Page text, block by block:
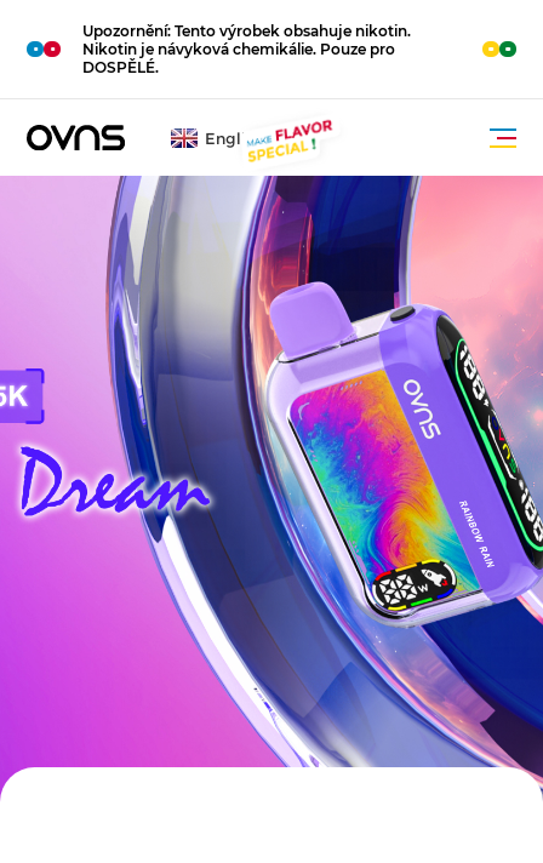
R E
Upozornění: Tento výrobek obsahuje nikotin.
Nikotin je návyková chemikálie. Pouze pro
DOSPĚLÉ.
English